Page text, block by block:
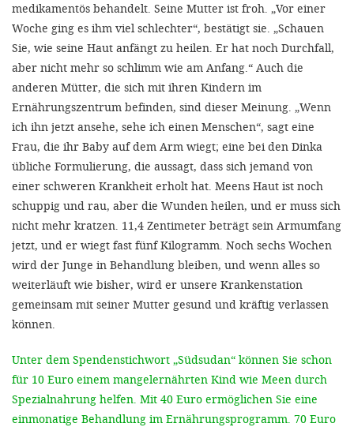
medikamentös behandelt. Seine Mutter ist froh. „Vor einer
Woche ging es ihm viel schlechter“, bestätigt sie. „Schauen
Sie, wie seine Haut anfängt zu heilen. Er hat noch Durchfall,
aber nicht mehr so schlimm wie am Anfang.“ Auch die
anderen Mütter, die sich mit ihren Kindern im
Ernährungszentrum befinden, sind dieser Meinung. „Wenn
ich ihn jetzt ansehe, sehe ich einen Menschen“, sagt eine
Frau, die ihr Baby auf dem Arm wiegt; eine bei den Dinka
übliche Formulierung, die aussagt, dass sich jemand von
einer schweren Krankheit erholt hat. Meens Haut ist noch
schuppig und rau, aber die Wunden heilen, und er muss sich
nicht mehr kratzen. 11,4 Zentimeter beträgt sein Armumfang
jetzt, und er wiegt fast fünf Kilogramm. Noch sechs Wochen
wird der Junge in Behandlung bleiben, und wenn alles so
weiterläuft wie bisher, wird er unsere Krankenstation
gemeinsam mit seiner Mutter gesund und kräftig verlassen
können.
Unter dem Spendenstichwort „Südsudan“ können Sie schon
für 10 Euro einem mangelernährten Kind wie Meen durch
Spezialnahrung helfen. Mit 40 Euro ermöglichen Sie eine
einmonatige Behandlung im Ernährungsprogramm. 70 Euro